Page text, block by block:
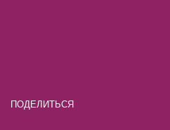
ПОДЕЛИТЬСЯ